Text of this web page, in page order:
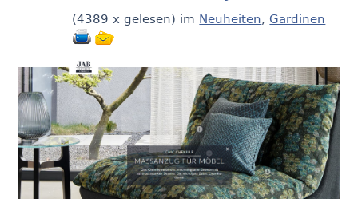
(4389 x gelesen) im Neuheiten,Gardinen